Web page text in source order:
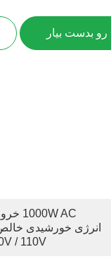
بدست بیار
/ 110V